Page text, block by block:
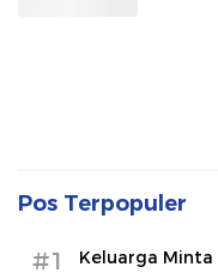
Pos Terpopuler
#1
Keluarga Minta